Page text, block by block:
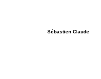
Sébastien Claude